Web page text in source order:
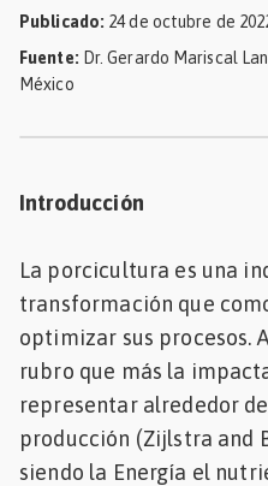
Micotoxinas
Porcicultura
Mascotas
Publicado: 24 de octubre de
Fuente: Dr. Gerardo Mariscal
México
Introducción
La porcicultura es una
transformación que
optimizar sus procesos.
rubro que más la
representar alrededor
producción (Zijlstra and
siendo la Energía el